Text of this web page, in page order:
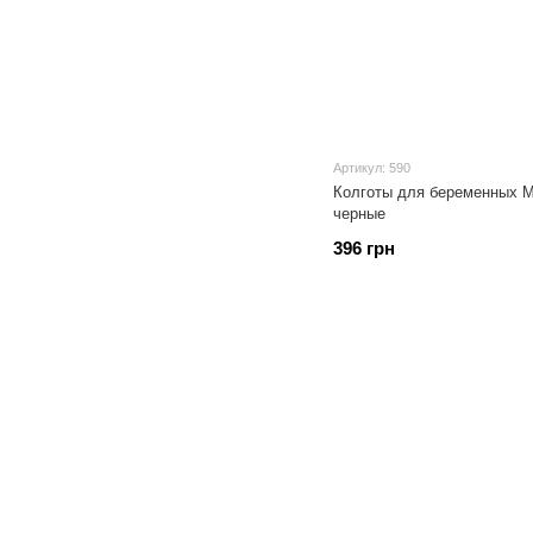
Артикул: 590
Колготы для беременных
черные
396 грн